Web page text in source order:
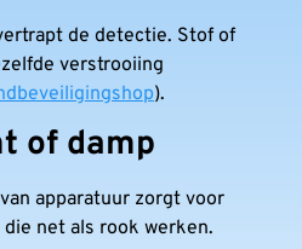
de detectie. Stof of
verstrooiing
).
of damp
apparatuur zorgt voor
net als rook werken.